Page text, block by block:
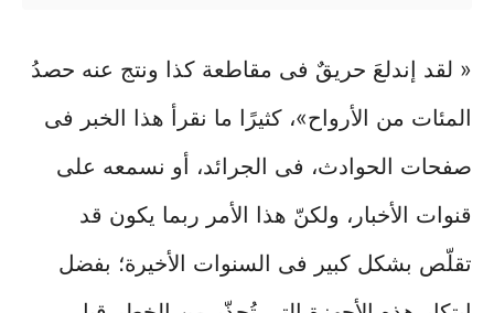
« لقد إندلعَ حريقٌ فى مقاطعة كذا ونتج عنه حصدُ
المئات من الأرواح»، كثيرًا ما نقرأ هذا الخبر فى
صفحات الحوادث، فى الجرائد، أو نسمعه على
قنوات الأخبار، ولكنّ هذا الأمر ربما يكون قد
تقلّص بشكل كبير فى السنوات الأخيرة؛ بفضل